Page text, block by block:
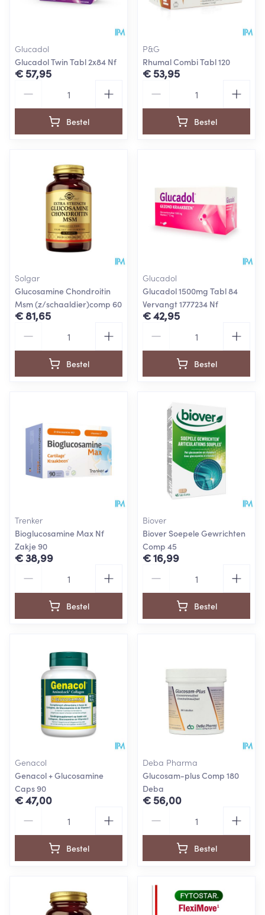
Glucadol
Glucadol Twin Tabl 2x84 Nf
€ 57,95
Bestel
P&G
Rhumal Combi Tabl 120
€ 53,95
Bestel
Solgar
Glucosamine Chondroitin
Msm (z/schaaldier)comp 60
€ 81,65
Bestel
Glucadol
Glucadol 1500mg Tabl 84
Vervangt 1777234 Nf
€ 42,95
Bestel
Trenker
Bioglucosamine Max Nf
Zakje 90
€ 38,99
Bestel
Biover
Biover Soepele Gewrichten
Comp 45
€ 16,99
Bestel
Genacol
Genacol + Glucosamine
Caps 90
€ 47,00
Bestel
Deba Pharma
Glucosam-plus Comp 180
Deba
€ 56,00
Bestel